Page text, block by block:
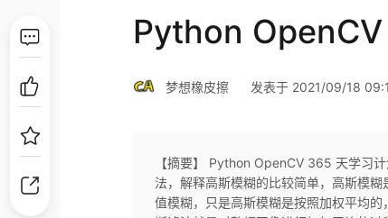
Python OpenCV
梦想橡皮擦 发表于 2021/09/18
【摘要】 Python OpenCV 365 天学习
法，解释高斯模糊的比较简单，高斯模
值模糊，只是高斯模糊是按照加权平均